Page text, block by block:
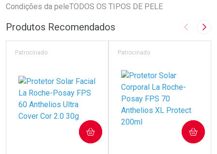
Condições da peleTODOS OS TIPOS DE PELE
Produtos Recomendados Imagem
Patrocinado
COMPRAR
Patrocinado
COMPRAR